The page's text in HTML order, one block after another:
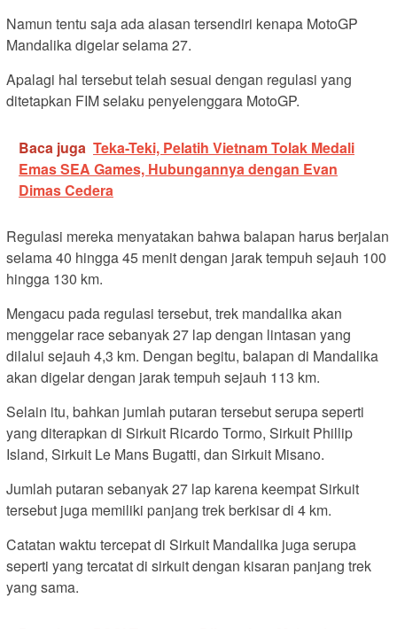
Namun tentu saja ada alasan tersendiri kenapa MotoGP
Mandalika digelar selama 27.
Apalagi hal tersebut telah sesuai dengan regulasi yang
ditetapkan FIM selaku penyelenggara MotoGP.
Baca juga Teka-Teki, Pelatih Vietnam Tolak Medali
Emas SEA Games, Hubungannya dengan Evan
Dimas Cedera
Regulasi mereka menyatakan bahwa balapan harus berjalan
selama 40 hingga 45 menit dengan jarak tempuh sejauh 100
hingga 130 km.
Mengacu pada regulasi tersebut, trek mandalika akan
menggelar race sebanyak 27 lap dengan lintasan yang
dilalui sejauh 4,3 km. Dengan begitu, balapan di Mandalika
akan digelar dengan jarak tempuh sejauh 113 km.
Selain itu, bahkan jumlah putaran tersebut serupa seperti
yang diterapkan di Sirkuit Ricardo Tormo, Sirkuit Phillip
Island, Sirkuit Le Mans Bugatti, dan Sirkuit Misano.
Jumlah putaran sebanyak 27 lap karena keempat Sirkuit
tersebut juga memiliki panjang trek berkisar di 4 km.
Catatan waktu tercepat di Sirkuit Mandalika juga serupa
seperti yang tercatat di sirkuit dengan kisaran panjang trek
yang sama.